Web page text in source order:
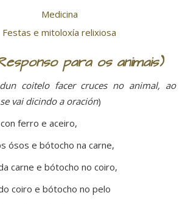
Medicina
Festas e mitoloxía relixiosa
para os animais)
coitelo facer cruces no animal, ao
vai dicindo a oración)
ferro e aceiro,
ósos e bótocho na carne,
carne e bótocho no coiro,
coiro e bótocho no pelo